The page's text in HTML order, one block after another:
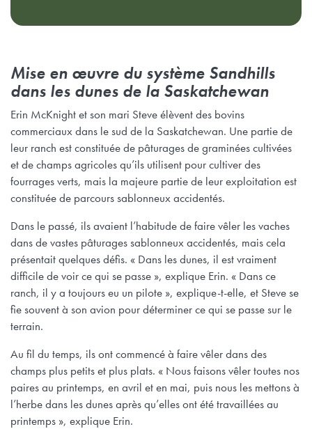
Mise en œuvre du système Sandhills
dans les dunes de la Saskatchewan
Erin McKnight et son mari Steve élèvent des bovins
commerciaux dans le sud de la Saskatchewan. Une partie de
leur ranch est constituée de pâturages de graminées cultivées
et de champs agricoles qu’ils utilisent pour cultiver des
fourrages verts, mais la majeure partie de leur exploitation est
constituée de parcours sablonneux accidentés.
Dans le passé, ils avaient l’habitude de faire vêler les vaches
dans de vastes pâturages sablonneux accidentés, mais cela
présentait quelques défis. « Dans les dunes, il est vraiment
difficile de voir ce qui se passe », explique Erin. « Dans ce
ranch, il y a toujours eu un pilote », explique-t-elle, et Steve se
fie souvent à son avion pour déterminer ce qui se passe sur le
terrain.
Au fil du temps, ils ont commencé à faire vêler dans des
champs plus petits et plus plats. « Nous faisons vêler toutes nos
paires au printemps, en avril et en mai, puis nous les mettons à
l’herbe dans les dunes après qu’elles ont été travaillées au
printemps », explique Erin.